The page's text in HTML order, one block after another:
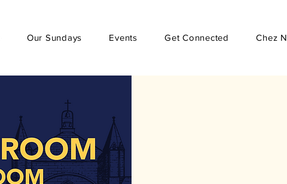
Our Sundays Events Get Connected Chez